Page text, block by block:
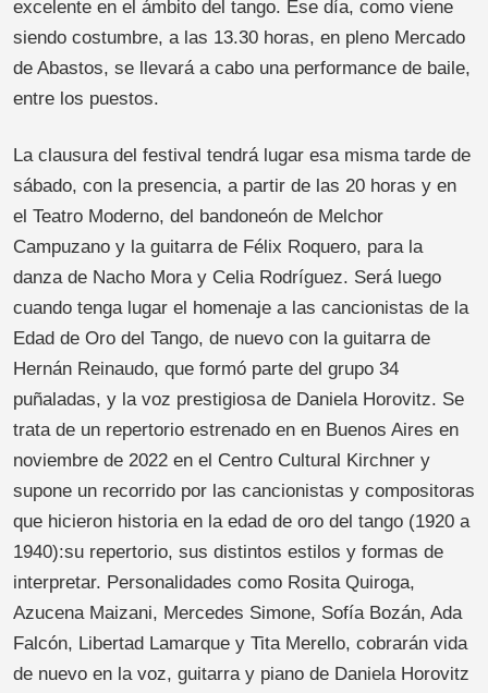
excelente en el ámbito del tango. Ese día, como viene
siendo costumbre, a las 13.30 horas, en pleno Mercado
de Abastos, se llevará a cabo una performance de baile,
entre los puestos.
La clausura del festival tendrá lugar esa misma tarde de
sábado, con la presencia, a partir de las 20 horas y en
el Teatro Moderno, del bandoneón de Melchor
Campuzano y la guitarra de Félix Roquero, para la
danza de Nacho Mora y Celia Rodríguez. Será luego
cuando tenga lugar el homenaje a las cancionistas de la
Edad de Oro del Tango, de nuevo con la guitarra de
Hernán Reinaudo, que formó parte del grupo 34
puñaladas, y la voz prestigiosa de Daniela Horovitz. Se
trata de un repertorio estrenado en en Buenos Aires en
noviembre de 2022 en el Centro Cultural Kirchner y
supone un recorrido por las cancionistas y compositoras
que hicieron historia en la edad de oro del tango (1920 a
1940):su repertorio, sus distintos estilos y formas de
interpretar. Personalidades como Rosita Quiroga,
Azucena Maizani, Mercedes Simone, Sofía Bozán, Ada
Falcón, Libertad Lamarque y Tita Merello, cobrarán vida
de nuevo en la voz, guitarra y piano de Daniela Horovitz